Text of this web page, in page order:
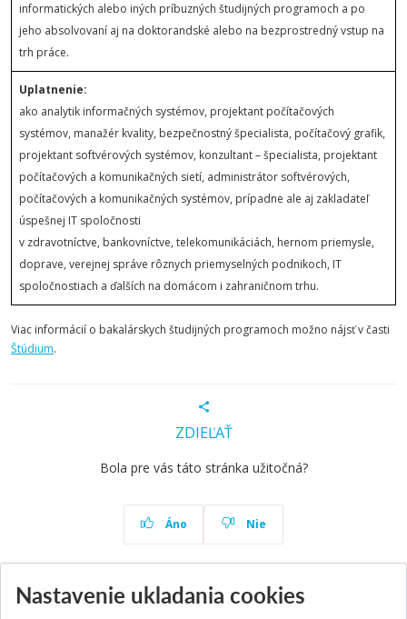
informatických alebo iných príbuzných študijných programoch a po
jeho absolvovaní aj na doktorandské alebo na bezprostredný vstup na
trh práce.
Uplatnenie:
ako analytik informačných systémov, projektant počítačových
systémov, manažér kvality, bezpečnostný špecialista, počítačový grafik,
projektant softvérových systémov, konzultant – špecialista, projektant
počítačových a komunikačných sietí, administrátor softvérových,
počítačových a komunikačných systémov, prípadne ale aj zakladateľ
úspešnej IT spoločnosti
v zdravotníctve, bankovníctve, telekomunikáciách, hernom priemysle,
doprave, verejnej správe rôznych priemyselných podnikoch, IT
spoločnostiach a ďalších na domácom i zahraničnom trhu.
Viac informácií o bakalárskych študijných programoch možno nájsť v časti
Štúdium.
ZDIEĽAŤ
Bola pre vás táto stránka užitočná?
Áno Nie
Nastavenie ukladania cookies